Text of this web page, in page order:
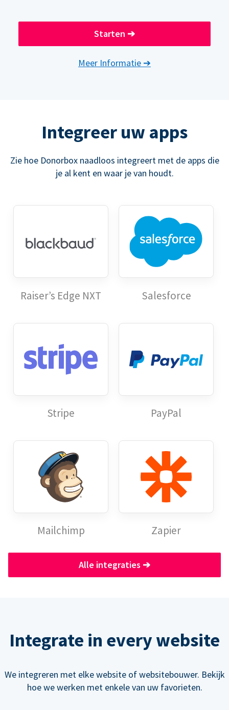
Starten ➔
Meer Informatie ➔
Integreer uw apps
Zie hoe Donorbox naadloos integreert met de apps die
je al kent en waar je van houdt.
Raiser’s Edge NXT Salesforce
Stripe PayPal
Mailchimp Zapier
Alle integraties ➔
Integrate in every website
We integreren met elke website of websitebouwer. Bekijk
hoe we werken met enkele van uw favorieten.